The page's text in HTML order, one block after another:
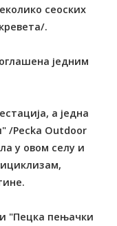
сеоских
.
једним
а једна
/Pecka Outdoor
у овом селу и
"Пецка пењачки